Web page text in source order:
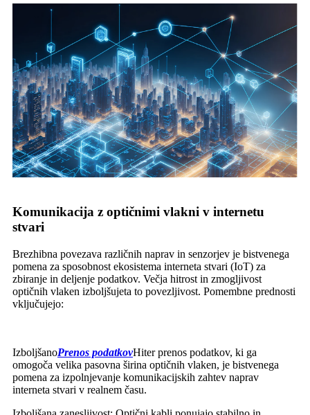
Komunikacija z optičnimi vlakni v internetu
stvari
Brezhibna povezava različnih naprav in senzorjev je bistvenega
pomena za sposobnost ekosistema interneta stvari (IoT) za
zbiranje in deljenje podatkov. Večja hitrost in zmogljivost
optičnih vlaken izboljšujeta to povezljivost. Pomembne prednosti
vključujejo:
IzboljšanoPrenos podatkovHiter prenos podatkov, ki ga
omogoča velika pasovna širina optičnih vlaken, je bistvenega
pomena za izpolnjevanje komunikacijskih zahtev naprav
interneta stvari v realnem času.